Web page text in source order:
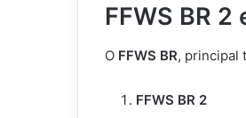
FFWS BR 2
O FFWS BR, principal
FFWS BR 2